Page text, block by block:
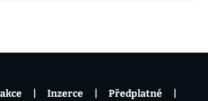
Inzerce Předplatné